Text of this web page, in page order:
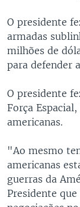
O presidente
armadas
milhões de
para defender
O presidente
Força
americanas.
"Ao mesmo
americanas
guerras da
Presidente